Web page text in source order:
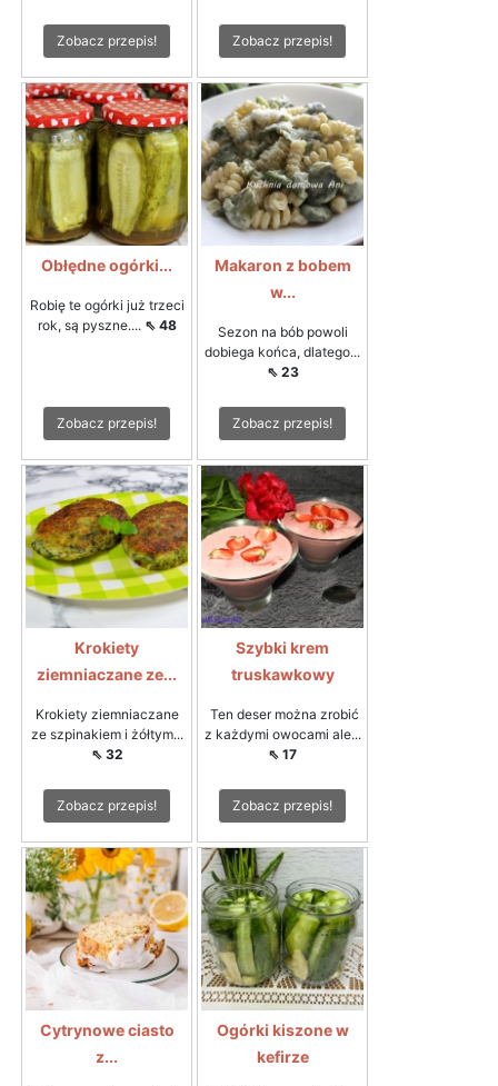
Zobacz przepis! Zobacz przepis!
Obłędne ogórki...
Robię te ogórki już trzeci
rok, są pyszne.... ⇖ 48
Zobacz przepis!
Makaron z bobem
w...
Sezon na bób powoli
dobiega końca, dlatego...
⇖ 23
Zobacz przepis!
Krokiety
ziemniaczane ze...
Krokiety ziemniaczane
ze szpinakiem i żółtym...
⇖ 32
Zobacz przepis!
Szybki krem
truskawkowy
Ten deser można zrobić
z każdymi owocami ale...
⇖ 17
Zobacz przepis!
Cytrynowe ciasto
z...
Ogórki kiszone w
kefirze